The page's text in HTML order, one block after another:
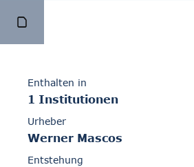
Enthalten in
1 Institutionen
Urheber
Werner Mascos
Entstehung